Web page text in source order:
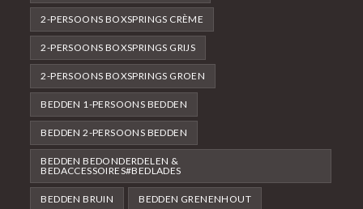
2-PERSOONS BOXSPRINGS CRÈME
2-PERSOONS BOXSPRINGS GRIJS
2-PERSOONS BOXSPRINGS GROEN
BEDDEN 1-PERSOONS BEDDEN
BEDDEN 2-PERSOONS BEDDEN
BEDDEN BEDONDERDELEN &
BEDACCESSOIRES#BEDLADES
BEDDEN BRUIN BEDDEN GRENENHOUT